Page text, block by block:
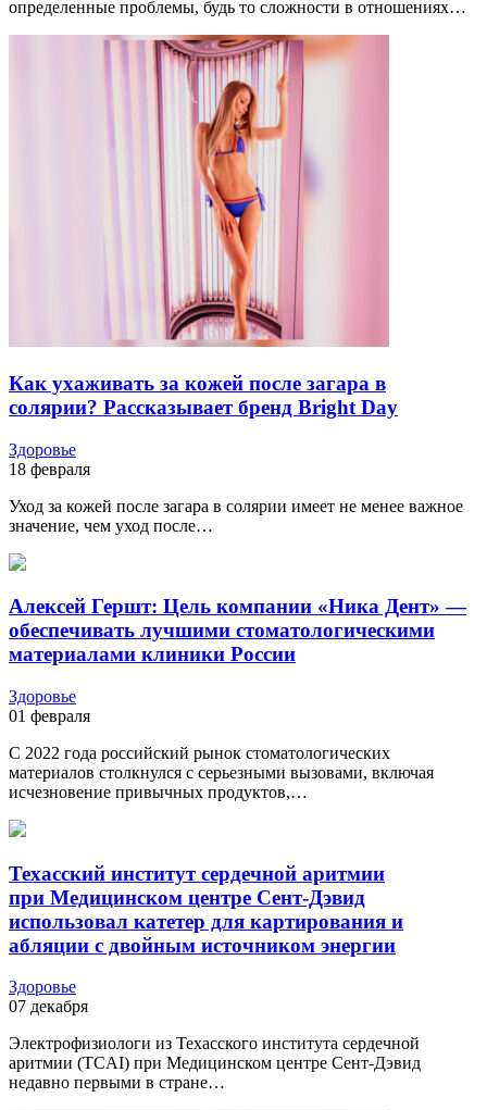
определенные проблемы, будь то сложности в отношениях…
Как ухаживать за кожей после загара в
солярии? Рассказывает бренд Bright Day
Здоровье
18 февраля
Уход за кожей после загара в солярии имеет не менее важное
значение, чем уход после…
Алексей Гершт: Цель компании «Ника Дент» —
обеспечивать лучшими стоматологическими
материалами клиники России
Здоровье
01 февраля
С 2022 года российский рынок стоматологических
материалов столкнулся с серьезными вызовами, включая
исчезновение привычных продуктов,…
Техасский институт сердечной аритмии
при Медицинском центре Сент-Дэвид
использовал катетер для картирования и
абляции с двойным источником энергии
Здоровье
07 декабря
Электрофизиологи из Техасского института сердечной
аритмии (TCAI) при Медицинском центре Сент-Дэвид
недавно первыми в стране…